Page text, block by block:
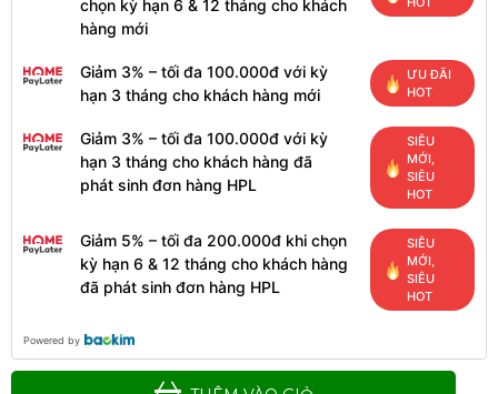
chọn kỳ hạn 6 & 12 tháng cho khách
hàng mới
Giảm 3% – tối đa 100.000đ với kỳ
hạn 3 tháng cho khách hàng mới
ƯU ĐÃI
HOT
Giảm 3% – tối đa 100.000đ với kỳ
hạn 3 tháng cho khách hàng đã
phát sinh đơn hàng HPL
SIÊU
MỚI,
SIÊU
HOT
Giảm 5% – tối đa 200.000đ khi chọn
kỳ hạn 6 & 12 tháng cho khách hàng
đã phát sinh đơn hàng HPL
SIÊU
MỚI,
SIÊU
HOT
Powered by